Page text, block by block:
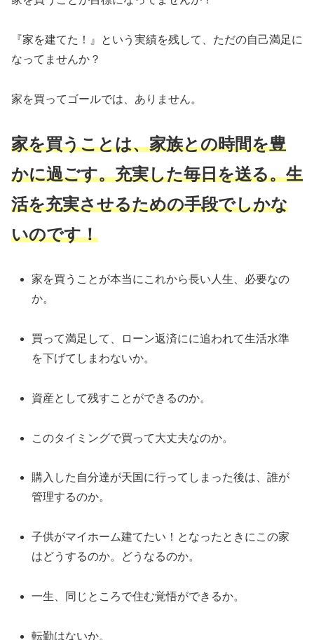
『家を建てた！』という実績を残して、ただの自己満足に
なってませんか？
家を買ってゴールでは、ありません。
家を買うことは、家族との時間を豊
かに過ごす。充実した毎日を送る。生
活を充実させるための手段でしかな
いのです！
家を買うことが本当にこれから長い人生、必要なの
か。
買って満足して、ローン返済にに追われて生活水準
を下げてしまわないか。
資産として残すことができるのか。
このタイミングで買って大丈夫なのか。
購入した自分達が天国に行ってしまった後は、誰が
管理するのか。
子供がマイホーム建てたい！となったときにこの家
はどうするのか。どうなるのか。
一生、同じところで住む覚悟ができるか。
転勤はないか。